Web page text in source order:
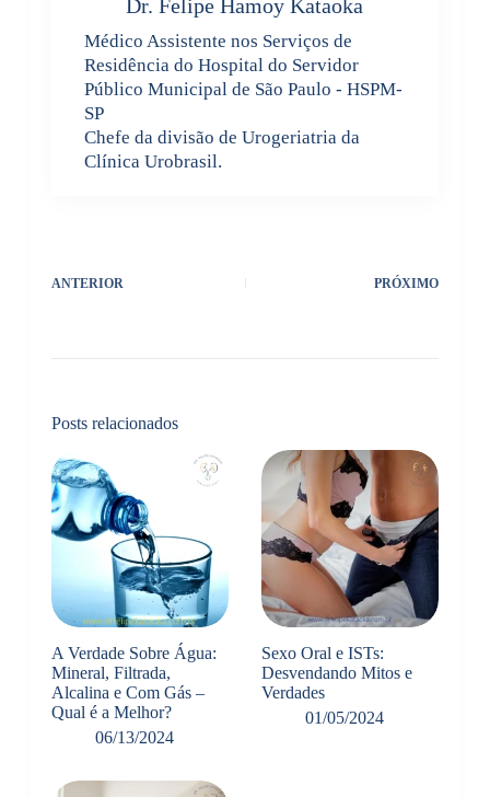
Dr. Felipe Hamoy Kataoka
Médico Assistente nos Serviços de
Residência do Hospital do Servidor
Público Municipal de São Paulo - HSPM-
SP
Chefe da divisão de Urogeriatria da
Clínica Urobrasil.
ANTERIOR PRÓXIMO
Posts relacionados
A Verdade Sobre Água:
Mineral, Filtrada,
Alcalina e Com Gás –
Qual é a Melhor?
06/13/2024
Sexo Oral e ISTs:
Desvendando Mitos e
Verdades
01/05/2024